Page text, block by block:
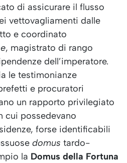
di assicurare il flusso
vettovagliamenti dalle
e coordinato
, magistrato di rango
dell’imperatore.
le testimonianze
e procuratori
un rapporto privilegiato
cui possedevano
forse identificabili
domus tardo-
la Domus della Fortuna